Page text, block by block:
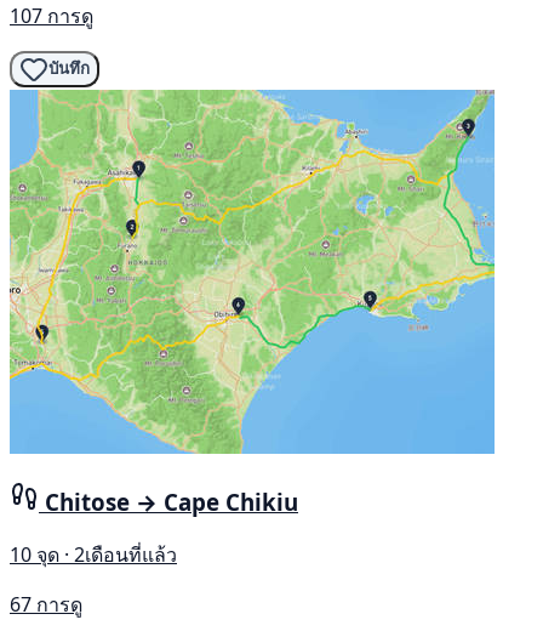
107 การดู
บันทึก
Chitose → Cape Chikiu
10 จุด · 2เดือนที่แล้ว
67 การดู